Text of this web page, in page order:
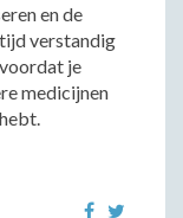
en de
verstandig
je
medicijnen